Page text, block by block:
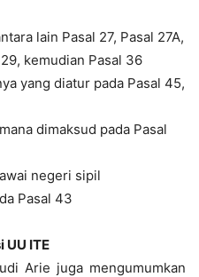
lain Pasal 27, Pasal 27A,
kemudian Pasal 36
yang diatur pada Pasal 45,
dimaksud pada Pasal
negeri sipil
Pasal 43
ITE
Arie juga mengumumkan